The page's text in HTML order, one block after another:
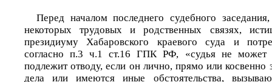
Перед началом последнего судебного
некоторых трудовых и родственных связях,
президиуму Хабаровского краевого суда и
согласно п.3 ч.1 ст.16 ГПК РФ, «судья не может
подлежит отводу, если он лично, прямо или косвенно
дела или имеются иные обстоятельства,